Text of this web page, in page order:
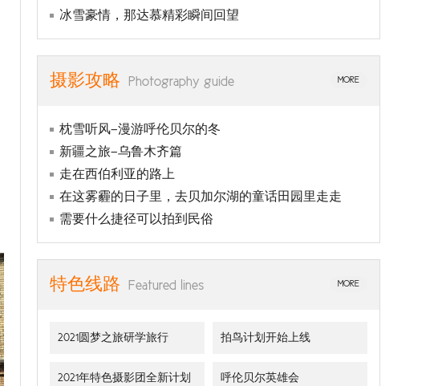
冰雪豪情，那达慕精彩瞬间回望
摄影攻略 Photography guide MORE
枕雪听风—漫游呼伦贝尔的冬
新疆之旅—乌鲁木齐篇
走在西伯利亚的路上
在这雾霾的日子里，去贝加尔湖的童话田园里走走
需要什么捷径可以拍到民俗
特色线路 Featured lines MORE
2021圆梦之旅研学旅行 拍鸟计划开始上线
2021年特色摄影团全新计划 呼伦贝尔英雄会